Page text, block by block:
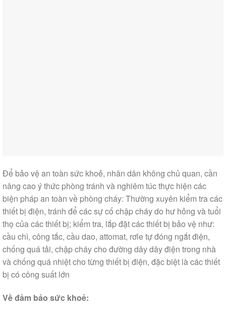
Để bảo vệ an toàn sức khoẻ, nhân dân không chủ quan, cần
nâng cao ý thức phòng tránh và nghiêm túc thực hiện các
biện pháp an toàn về phòng cháy: Thường xuyên kiểm tra các
thiết bị điện, tránh để các sự cố chập cháy do hư hỏng và tuổi
thọ của các thiết bị; kiểm tra, lắp đặt các thiết bị bảo vệ như:
cầu chì, công tắc, cầu dao, attomat, rơle tự đóng ngắt điện,
chống quá tải, chập cháy cho đường dây dây điện trong nhà
và chống quá nhiệt cho từng thiết bị điện, đặc biệt là các thiết
bị có công suất lớn
Về đảm bảo sức khoẻ: